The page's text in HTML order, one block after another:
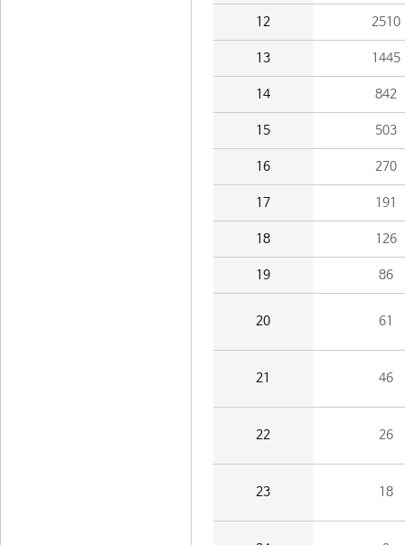
12 2510
13 1445
14 842
15 503
16 270
17 191
18 126
19 86
20 61
21 46
22 26
23 18